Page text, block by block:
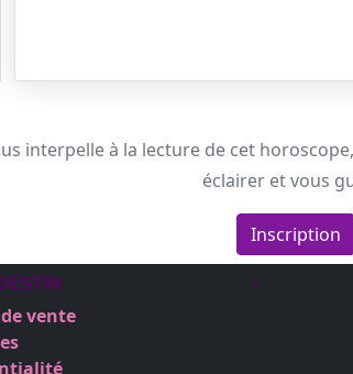
interpelle à la lecture de cet
éclairer et vous
Inscription
vente
-